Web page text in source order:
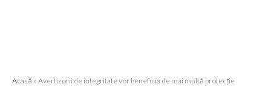
Acasă » Avertizorii de integritate vor beneficia de mai multă protecție